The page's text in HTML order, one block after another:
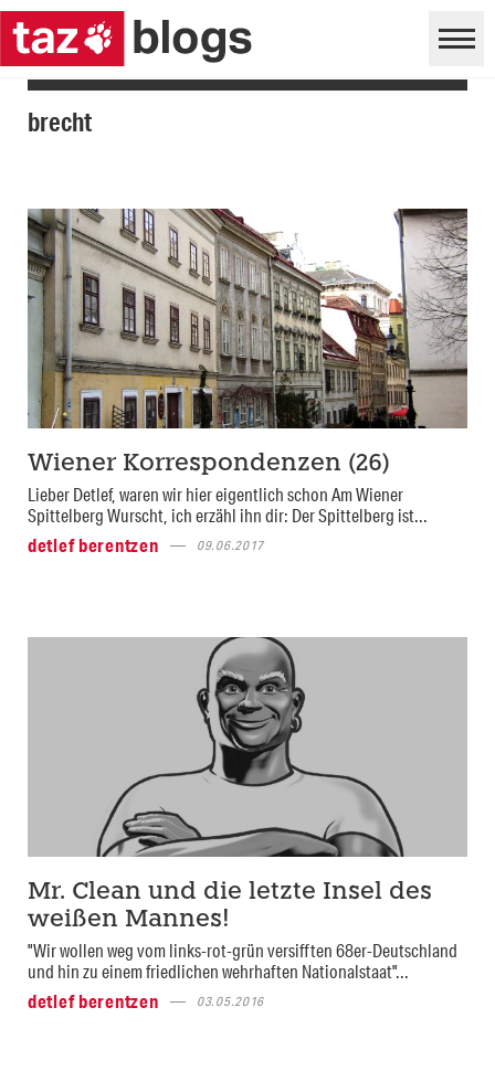
brecht
Wiener Korrespondenzen (26)
Lieber Detlef, waren wir hier eigentlich schon Am Wiener
Spittelberg Wurscht, ich erzähl ihn dir: Der Spittelberg ist...
detlef berentzen
09.06.2017
Mr. Clean und die letzte Insel des
weißen Mannes!
"Wir wollen weg vom links-rot-grün versifften 68er-Deutschland
und hin zu einem friedlichen wehrhaften Nationalstaat"...
detlef berentzen
03.05.2016